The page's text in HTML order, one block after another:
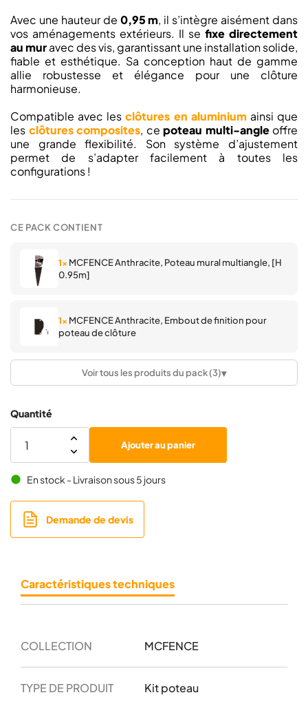
Avec une hauteur de 0,95 m, il s’intègre aisément dans
vos aménagements extérieurs. Il se fixe directement
au muravec des vis, garantissant une installation solide,
fiable et esthétique. Sa conception haut de gamme
allie robustesse et élégance pour une clôture
harmonieuse.
Compatible avec lesclôtures en aluminiumainsi que
les clôtures composites, ce poteau multi-angleoffre
une grande flexibilité. Son système d’ajustement
permet de s’adapter facilement à toutes les
configurations !
CE PACK CONTIENT
1× MCFENCE Anthracite, Poteau mural multiangle, [H
0.95m]
1× MCFENCE Anthracite, Embout de finition pour
poteau de clôture
MCFENCE Anthracite, Pareclose pour poteau de
Voir tous les produits du pack (3)▾
Quantité
Ajouter au panier
brightness_1 En stock - Livraison sous 5 jours
Demande de devis
Caractéristiques techniques
COLLECTION MCFENCE
TYPE DE PRODUIT Kit poteau